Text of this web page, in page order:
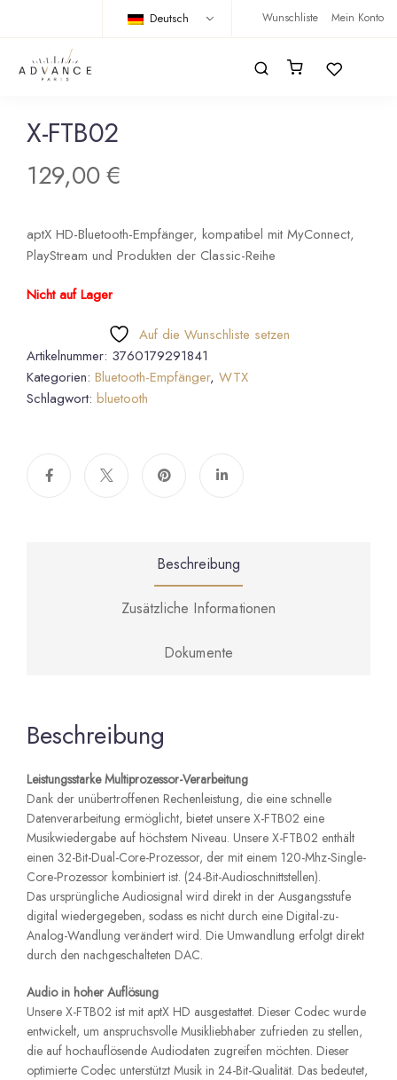
Wunschliste Mein Konto
Deutsch
X-FTB02
129,00€
aptX HD-Bluetooth-Empfänger, kompatibel mit MyConnect,
PlayStream und Produkten der Classic-Reihe
Nicht auf Lager
Auf die Wunschliste setzen
Artikelnummer: 3760179291841
Kategorien: Bluetooth-Empfänger, WTX
Schlagwort: bluetooth
Beschreibung
Zusätzliche Informationen
Dokumente
Beschreibung
Leistungsstarke Multiprozessor-Verarbeitung
Dank der unübertroffenen Rechenleistung, die eine schnelle
Datenverarbeitung ermöglicht, bietet unsere X-FTB02 eine
Musikwiedergabe auf höchstem Niveau. Unsere X-FTB02 enthält
einen 32-Bit-Dual-Core-Prozessor, der mit einem 120-Mhz-Single-
Core-Prozessor kombiniert ist. (24-Bit-Audioschnittstellen).
Das ursprüngliche Audiosignal wird direkt in der Ausgangsstufe
digital wiedergegeben, sodass es nicht durch eine Digital-zu-
Analog-Wandlung verändert wird. Die Umwandlung erfolgt direkt
durch den nachgeschalteten DAC.
Audio in hoher Auflösung
Unsere X-FTB02 ist mit aptX HD ausgestattet. Dieser Codec wurde
entwickelt, um anspruchsvolle Musikliebhaber zufrieden zu stellen,
die auf hochauflösende Audiodaten zugreifen möchten. Dieser
optimierte Codec unterstützt Musik in 24-Bit-Qualität. Das bedeutet,